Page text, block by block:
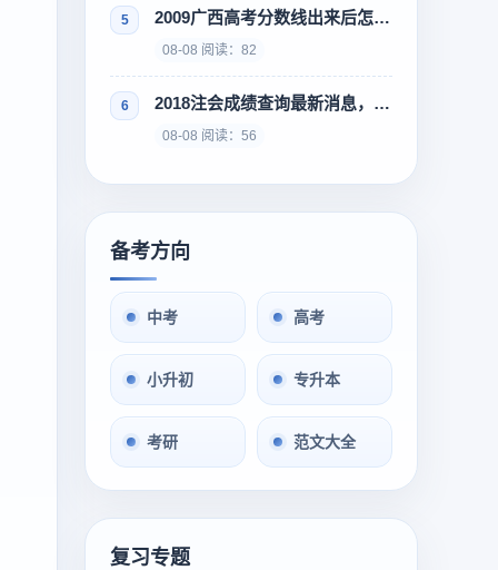
2009广西高考分数线出来后怎么填志愿
08-08 阅读：82
2018注会成绩查询最新消息，今天能查了吗
08-08 阅读：56
备考方向
中考 高考
小升初 专升本
考研 范文大全
复习专题